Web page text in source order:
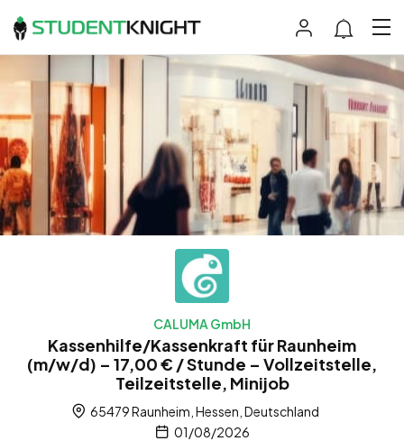
CALUMA GmbH
Kassenhilfe/Kassenkraft für Raunheim
(m/w/d) – 17,00 € / Stunde – Vollzeitstelle,
Teilzeitstelle, Minijob
65479 Raunheim, Hessen, Deutschland
01/08/2026